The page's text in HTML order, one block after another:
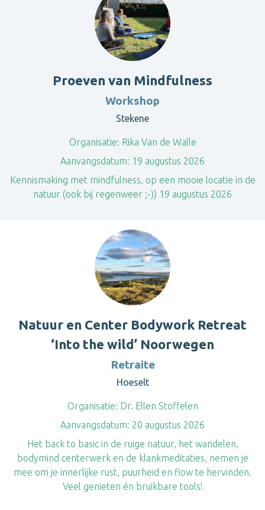
Proeven van Mindfulness
Workshop
Stekene
Organisatie: Rika Van de Walle
Aanvangsdatum: 19 augustus 2026
Kennismaking met mindfulness, op een mooie locatie in de
natuur (ook bij regenweer ;-)) 19 augustus 2026
Natuur en Center Bodywork Retreat
‘Into the wild’ Noorwegen
Retraite
Hoeselt
Organisatie: Dr. Ellen Stoffelen
Aanvangsdatum: 20 augustus 2026
Het back to basic in de ruige natuur, het wandelen,
bodymind centerwerk en de klankmeditaties, nemen je
mee om je innerlijke rust, puurheid en flow te hervinden.
Veel genieten én bruikbare tools!